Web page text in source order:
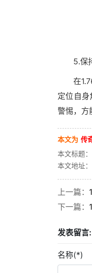
5.保
在
定位自
警惕，方
本文为 传
本文标题
本文地址
上一篇：
下一篇：
发表留言:
名称(*)